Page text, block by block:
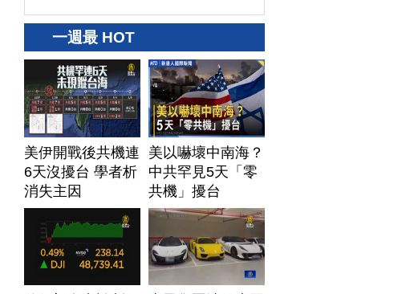
一週最 HOT
美伊開戰後共機連
6天沒擾台 學者析
消失主因
美以嚇壞中南海？
中共罕見5天「零
共機」擾台